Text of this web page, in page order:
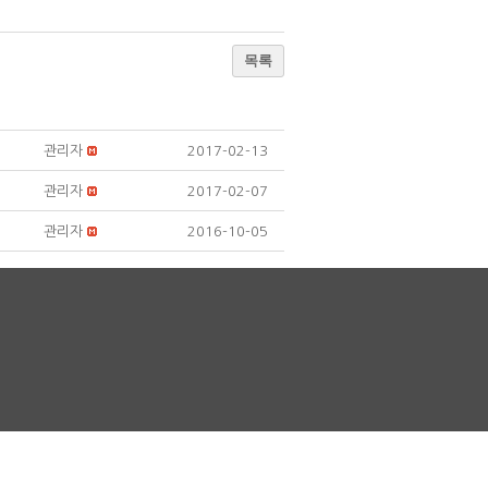
목록
관리자 2017-02-13
관리자 2017-02-07
관리자 2016-10-05